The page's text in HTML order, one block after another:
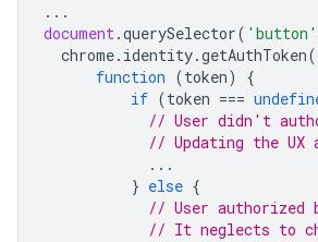
...
document.querySelector( 'button'
chrome. identity.getAuthToken
function (token)
{
if (token ===
// User didn't
// Updating the UX
...
} else {
// User authorized
// It neglects to